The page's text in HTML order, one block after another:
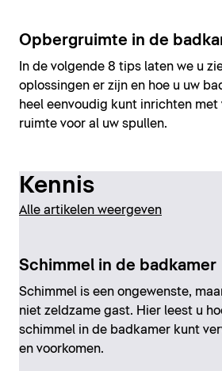
Opbergruimte in de
In de volgende 8 tips laten we u
oplossingen er zijn en hoe u uw
heel eenvoudig kunt inrichten met
ruimte voor al uw spullen.
Kennis
Alle artikelen weergeven
Schimmel in de badkamer
Schimmel is een ongewenste,
niet zeldzame gast. Hier leest u
schimmel in de badkamer kunt
en voorkomen.